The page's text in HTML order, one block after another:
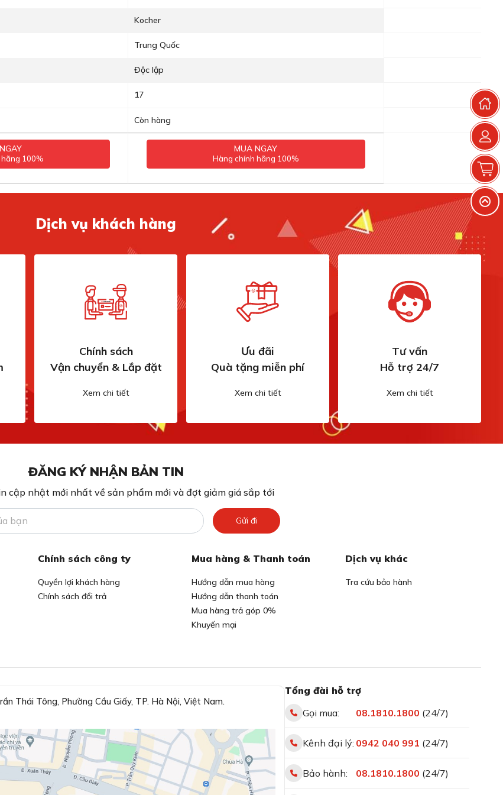
Kocher
Trung Quốc
Độc lập
17
Còn hàng
100%
MUA NGAY
Hàng chính hãng 100%
Dịch vụ khách hàng
Chính sách
Vận chuyển & Lắp đặt
Xem chi tiết
Ưu đãi
Quà tặng miễn phí
Xem chi tiết
Tư vấn
Hỗ trợ 24/7
Xem chi tiết
ĐĂNG KÝ NHẬN BẢN TIN
cập nhật mới nhất về sản phẩm mới và đợt giảm giá sắp tới
Gửi đi
Chính sách công ty
Quyền lợi khách hàng
Chính sách đổi trả
Mua hàng & Thanh toán
Hướng dẫn mua hàng
Hướng dẫn thanh toán
Mua hàng trả góp 0%
Khuyến mại
Dịch vụ khác
Tra cứu bảo hành
Thái Tông, Phường Cầu Giấy, TP. Hà Nội, Việt Nam.
Tổng đài hỗ trợ
Gọi mua:
08.1810.1800 (24/7)
Kênh đại lý: 0942 040 991 (24/7)
Bảo hành: 08.1810.1800 (24/7)